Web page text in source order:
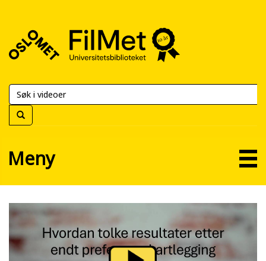
FilMet
Universitetsbiblioteket
Meny